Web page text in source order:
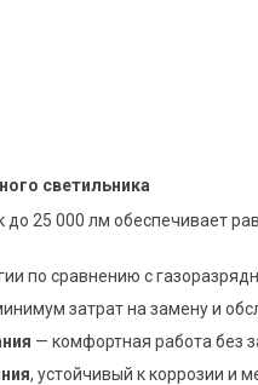
светильника
до 25 000 лм обеспечивает
по сравнению с
затрат на замену и
— комфортная работа без
, устойчивый к коррозии и